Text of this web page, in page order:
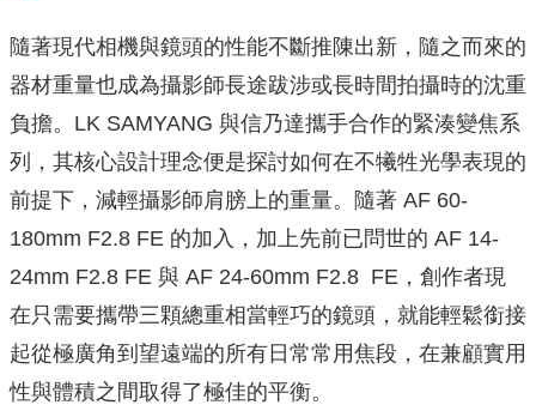
隨著現代相機與鏡頭的性能不斷推陳出新，隨之而來的
器材重量也成為攝影師長途跋涉或長時間拍攝時的沈重
負擔。LK SAMYANG 與信乃達攜手合作的緊湊變焦系
列，其核心設計理念便是探討如何在不犧牲光學表現的
前提下，減輕攝影師肩膀上的重量。隨著 AF 60-
180mm F2.8 FE 的加入，加上先前已問世的 AF 14-
24mm F2.8 FE 與 AF 24-60mm F2.8 FE，創作者現
在只需要攜帶三顆總重相當輕巧的鏡頭，就能輕鬆銜接
起從極廣角到望遠端的所有日常常用焦段，在兼顧實用
性與體積之間取得了極佳的平衡。